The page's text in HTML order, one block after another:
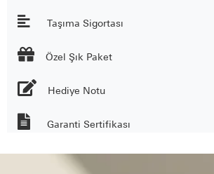
Taşıma Sigortası
 Özel Şık Paket
Hediye Notu
Garanti Sertifikası